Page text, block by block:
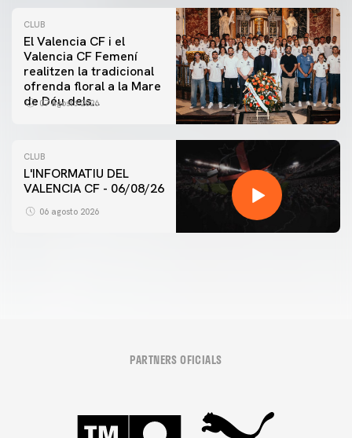
CLUB
El Valencia CF i el
Valencia CF Femení
realitzen la tradicional
ofrenda floral a la Mare
de Déu dels
07 agosto 2026
CLUB
L'INFORMATIU DEL
VALENCIA CF - 06/08/26
06 agosto 2026
PRIMER EQUIP
ENTRENAMENT DEL VALENCIA CF 6/8/2026
PARTNERS OFICIALS